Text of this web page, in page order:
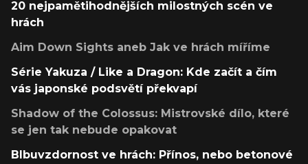
20 nejpamětihodnějších milostných scén ve
hrách
Aim Down Sights aneb Jak ve hrách míříme
Série Yakuza / Like a Dragon: Kde začít a čím
vás japonské podsvětí překvapí
Shadow of the Colossus: Mistrovské dílo, které
se jen tak nebude opakovat
Blbuvzdornost ve hrách: Přínos, nebo betonové